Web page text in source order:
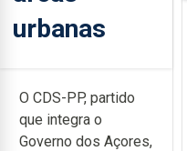
urbanas
O CDS-PP, partido
que integra o
Governo dos Açores,